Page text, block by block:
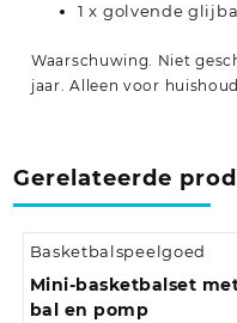
1 x golvende
Waarschuwing. Niet
jaar. Alleen voor
Gerelateerde
Basketbalspeelgoed
Mini-basketbalset
bal en pomp